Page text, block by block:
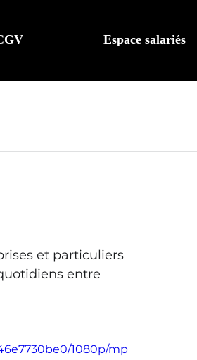
Espace salariés
et particuliers
entre
1080p/mp